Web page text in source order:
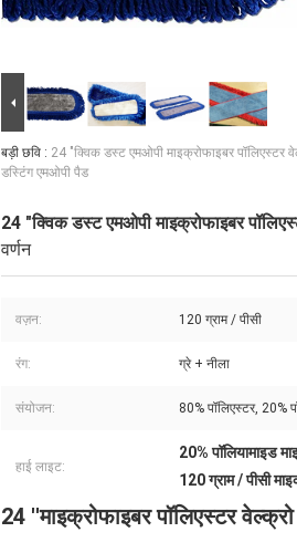
बड़ी छवि : 24 "क्विक डस्ट एमओपी माइक्रोफाइबर पॉलिएस्टर
डस्टिंग एमओपी पैड
24 "क्विक डस्ट एमओपी माइक्रोफाइबर
वर्णन
वज़न: 120 ग्राम / पीसी
रंग: ग्रे + नीला
संयोजन: 80% पॉलिएस्टर, 20%
हाई लाइट:
20% पॉलियामाइड
120 ग्राम / पीसी
24 ''माइक्रोफाइबर पॉलिएस्टर